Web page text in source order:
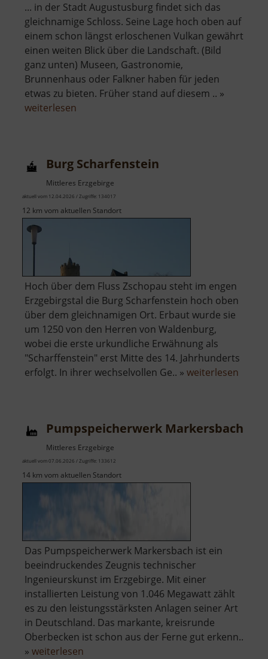
... in der Stadt Augustusburg findet sich das
gleichnamige Schloss. Seine Lage hoch oben auf
einem schon längst erloschenen Vulkan gewährt
einen weiten Blick über die Landschaft. (Bild
ganz unten) Museen, Gastronomie,
Brunnenhaus oder Falkner haben für jeden
etwas zu bieten. Früher stand auf diesem .. »
weiterlesen
Burg Scharfenstein
Mittleres Erzgebirge
aktuell vom 12.04.2026 / Zugriffe: 134017
12 km vom aktuellen Standort
Hoch über dem Fluss Zschopau steht im engen
Erzgebirgstal die Burg Scharfenstein hoch oben
über dem gleichnamigen Ort. Erbaut wurde sie
um 1250 von den Herren von Waldenburg,
wobei die erste urkundliche Erwähnung als
"Scharffenstein" erst Mitte des 14. Jahrhunderts
erfolgt. In ihrer wechselvollen Ge.. » weiterlesen
Pumpspeicherwerk Markersbach
Mittleres Erzgebirge
aktuell vom 07.06.2026 / Zugriffe: 133612
14 km vom aktuellen Standort
Das Pumpspeicherwerk Markersbach ist ein
beeindruckendes Zeugnis technischer
Ingenieurskunst im Erzgebirge. Mit einer
installierten Leistung von 1.046 Megawatt zählt
es zu den leistungsstärksten Anlagen seiner Art
in Deutschland. Das markante, kreisrunde
Oberbecken ist schon aus der Ferne gut erkenn..
» weiterlesen